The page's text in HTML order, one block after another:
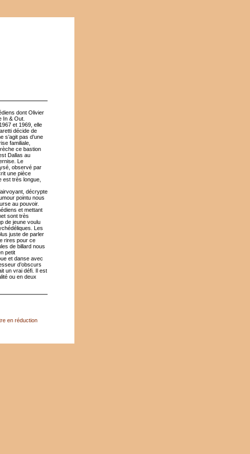
dont Olivier
In & Out.
et 1969, elle
décide de
s’agit pas d’une
familiale,
ce bastion
Dallas au
Le
observé par
une pièce
est très longue,
décrypte
pointu nous
au pouvoir.
et mettant
sont très
de jeune voulu
Les
juste de parler
rires pour ce
de billard nous
petit
et danse avec
d’obscurs
un vrai défi. Il est
ou en deux
en réduction